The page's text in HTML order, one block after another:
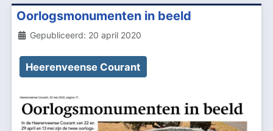
Oorlogsmonumenten in beeld
Details
Gepubliceerd: 20 april 2020
Heerenveense Courant